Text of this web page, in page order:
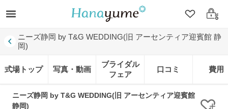
クリップ
ログ
ニーズ静岡 by T&G WEDDING(旧 アーセンティア迎賓館 静
岡)
式場トップ 写真・動画
ブライダル
フェア
口コミ 費用
ニーズ静岡 by T&G WEDDING(旧 アーセンティア迎賓館
静岡)